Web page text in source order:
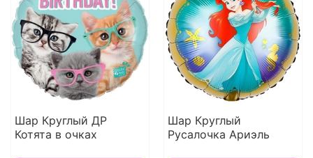
Шар Круглый ДР
Котята в очках
Шар Круглый
Русалочка Ариэль